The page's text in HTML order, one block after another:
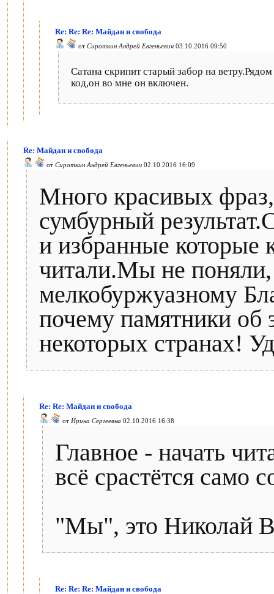
Re: Re: Re: Майдан и свобода
от Сироткин Андрей Евгеньевич 03.10.2016 09:50
Сатана скрипит старый забор на
код,он во мне он включен.
Re: Майдан и свобода
от Сироткин Андрей Евгеньевич 02.10.2016 16:09
Много красивых
сумбурный
и избранные которые
читали.Мы не поняли,
мелкобуржуазному
почему памятники об
некоторых странах!
Re: Re: Майдан и свобода
от Ирина Сергеевна 02.10.2016 16:38
Главное - начать
всё срастётся само
"Мы", это Николай
Re: Re: Re: Майдан и свобода